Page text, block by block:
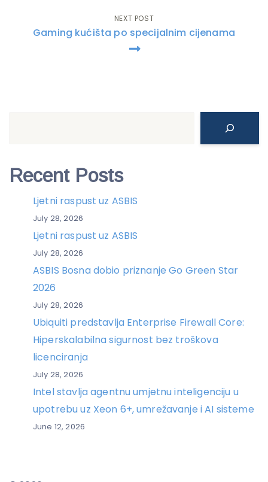
NEXT POST
Gaming kućišta po specijalnim cijenama
Recent Posts
Ljetni raspust uz ASBIS
July 28, 2026
Ljetni raspust uz ASBIS
July 28, 2026
ASBIS Bosna dobio priznanje Go Green Star
2026
July 28, 2026
Ubiquiti predstavlja Enterprise Firewall Core:
Hiperskalabilna sigurnost bez troškova
licenciranja
July 28, 2026
Intel stavlja agentnu umjetnu inteligenciju u
upotrebu uz Xeon 6+, umrežavanje i AI sisteme
June 12, 2026